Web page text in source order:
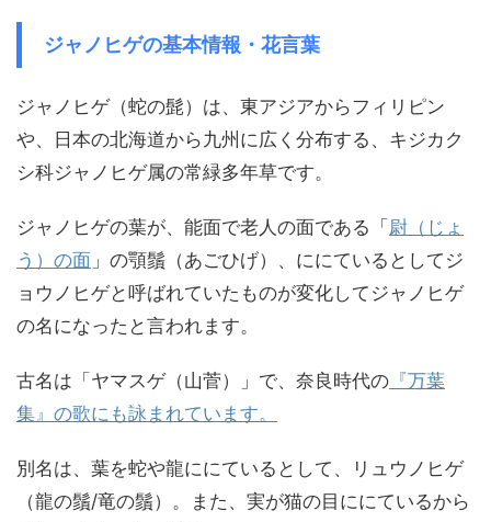
ジャノヒゲの基本情報・花言葉
ジャノヒゲ（蛇の髭）は、東アジアからフィリピン
や、日本の北海道から九州に広く分布する、キジカク
シ科ジャノヒゲ属の常緑多年草です。
ジャノヒゲの葉が、能面で老人の面である「 尉（じょ
う）の面 」の顎鬚（あごひげ）、ににているとしてジ
ョウノヒゲと呼ばれていたものが変化してジャノヒゲ
の名になったと言われます。
古名は「ヤマスゲ（山菅）」で、奈良時代の 『万葉
集』の歌にも詠まれています。
別名は、葉を蛇や龍ににているとして、リュウノヒゲ
（龍の鬚/竜の鬚）。また、実が猫の目ににているから